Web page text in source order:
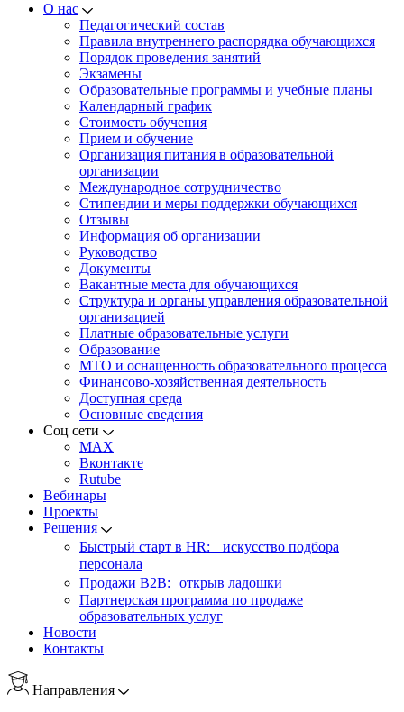
О нас
Педагогический состав
Правила внутреннего распорядка обучающихся
Порядок проведения занятий
Экзамены
Образовательные программы и учебные планы
Календарный график
Стоимость обучения
Прием и обучение
Организация питания в образовательной
организации
Международное сотрудничество
Стипендии и меры поддержки обучающихся
Отзывы
Информация об организации
Руководство
Документы
Вакантные места для обучающихся
Структура и органы управления образовательной
организацией
Платные образовательные услуги
Образование
МТО и оснащенность образовательного процесса
Финансово-хозяйственная деятельность
Доступная среда
Основные сведения
Соц сети
MAX
Вконтакте
Rutube
Вебинары
Проекты
Решения
Быстрый старт в HR: искусство подбора
персонала
Продажи B2B: открыв ладошки
Партнерская программа по продаже
образовательных услуг
Новости
Контакты
Направления